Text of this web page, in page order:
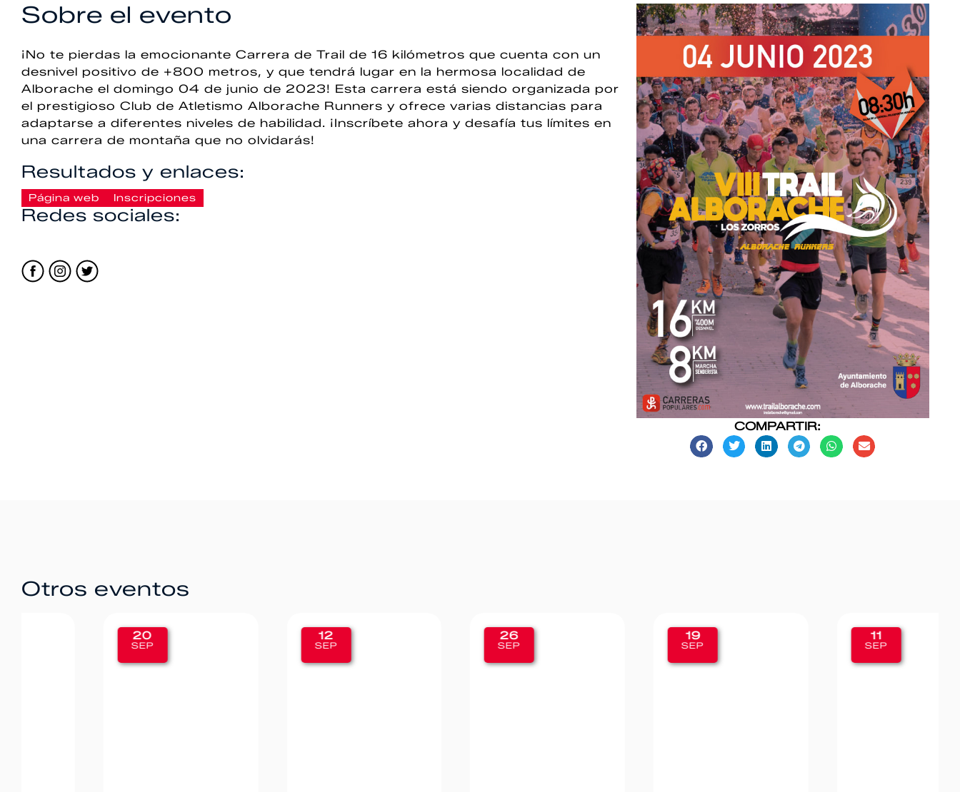
Sobre el evento
¡No te pierdas la emocionante Carrera de Trail de 16 kilómetros que cuenta con un
desnivel positivo de +800 metros, y que tendrá lugar en la hermosa localidad de
Alborache el domingo 04 de junio de 2023! Esta carrera está siendo organizada por
el prestigioso Club de Atletismo Alborache Runners y ofrece varias distancias para
adaptarse a diferentes niveles de habilidad. ¡Inscríbete ahora y desafía tus límites en
una carrera de montaña que no olvidarás!
Resultados y enlaces:
Página web Inscripciones
Redes sociales:
COMPARTIR:
Otros eventos